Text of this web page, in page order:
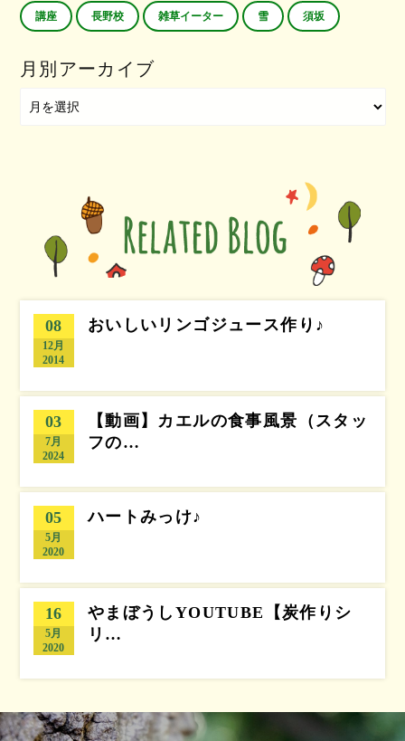
講座 長野校 雑草イーター 雪 須坂
月別アーカイブ
08
12月
2014
おいしいリンゴジュース作り♪
03
7月
2024
【動画】カエルの食事風景（スタッ
フの…
05
5月
2020
ハートみっけ♪
16
5月
2020
やまぼうしYOUTUBE【炭作りシ
リ…